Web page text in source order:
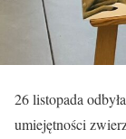
26 listopada
umiejętności